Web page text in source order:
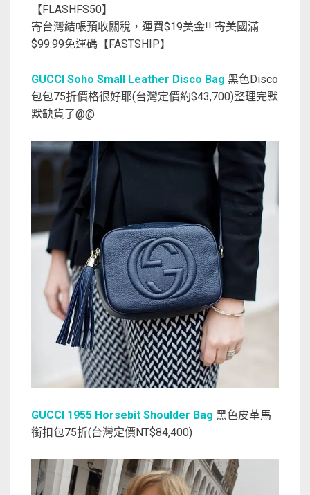
【FLASHFS50】
寄台灣結帳預收關稅，運費$19美金!! 寄美國滿
$99.99免運碼【FASTSHIP】
GUCCI Soho Small Leather Disco Bag 黑色Disco
包包75折價格很好耶(台灣定價約$43,700)整理完默
默缺貨了@@
GUCCI 1955 Horsebit Shoulder Bag 黑色皮革馬
銜扣包75折(台灣定價NT$84,400)